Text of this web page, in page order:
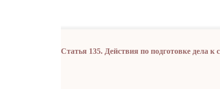
Статья 135. Действия по подготовке дела к